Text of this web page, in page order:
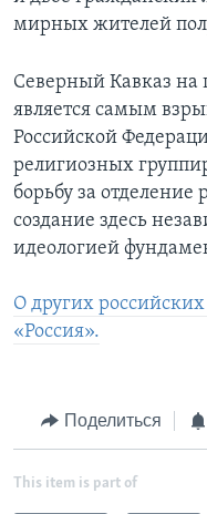
мирных жителей
Северный Кавказ на
является самым
Российской
религиозных
борьбу за
создание здесь
идеологией
О других
«Россия».
Поделиться
This item is part of